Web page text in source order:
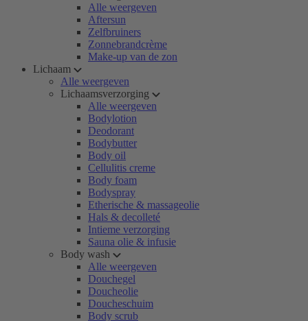
Alle weergeven
Aftersun
Zelfbruiners
Zonnebrandcrème
Make-up van de zon
Lichaam
Alle weergeven
Lichaamsverzorging
Alle weergeven
Bodylotion
Deodorant
Bodybutter
Body oil
Cellulitis creme
Body foam
Bodyspray
Etherische & massageolie
Hals & decolleté
Intieme verzorging
Sauna olie & infusie
Body wash
Alle weergeven
Douchegel
Doucheolie
Doucheschuim
Body scrub